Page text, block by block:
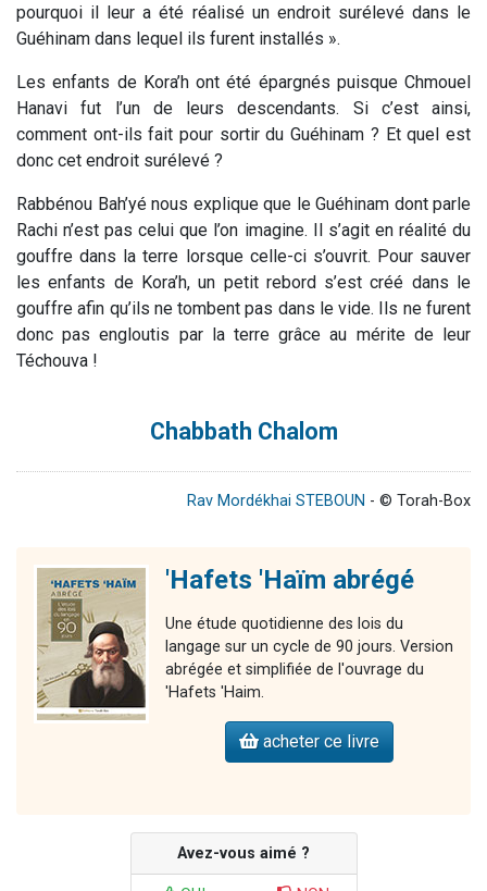
pourquoi il leur a été réalisé un endroit surélevé dans le
Guéhinam dans lequel ils furent installés ».
Les enfants de Kora’h ont été épargnés puisque Chmouel
Hanavi fut l’un de leurs descendants. Si c’est ainsi,
comment ont-ils fait pour sortir du Guéhinam ? Et quel est
donc cet endroit surélevé ?
Rabbénou Bah’yé nous explique que le Guéhinam dont parle
Rachi n’est pas celui que l’on imagine. Il s’agit en réalité du
gouffre dans la terre lorsque celle-ci s’ouvrit. Pour sauver
les enfants de Kora’h, un petit rebord s’est créé dans le
gouffre afin qu’ils ne tombent pas dans le vide. Ils ne furent
donc pas engloutis par la terre grâce au mérite de leur
Téchouva !
Chabbath Chalom
Rav Mordékhai STEBOUN - © Torah-Box
'Hafets 'Haïm abrégé
Une étude quotidienne des lois du
langage sur un cycle de 90 jours. Version
abrégée et simplifiée de l'ouvrage du
'Hafets 'Haim.
acheter ce livre
Avez-vous aimé ?